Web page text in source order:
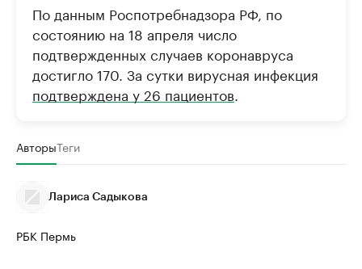
По данным Роспотребнадзора РФ, по
состоянию на 18 апреля число
подтвержденных случаев коронавруса
достигло 170. За сутки вирусная инфекция
подтверждена у 26 пациентов
АвторыТеги
Лариса Садыкова
РБК Пермь